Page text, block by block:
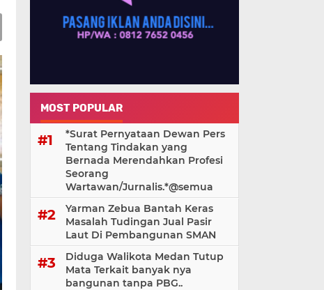
MOST POPULAR
*Surat Pernyataan Dewan Pers
Tentang Tindakan yang
Bernada Merendahkan Profesi
Seorang
Wartawan/Jurnalis.*@⁨semua
Yarman Zebua Bantah Keras
Masalah Tudingan Jual Pasir
Laut Di Pembangunan SMAN
Diduga Walikota Medan Tutup
Mata Terkait banyak nya
bangunan tanpa PBG..